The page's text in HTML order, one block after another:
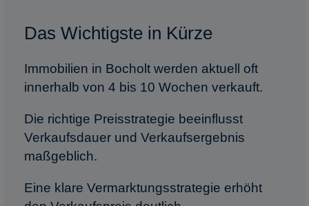
Das Wichtigste in Kürze
Immobilien in Bocholt werden aktuell oft
innerhalb von 4 bis 10 Wochen verkauft.
Die richtige Preisstrategie beeinflusst
Verkaufsdauer und Verkaufsergebnis
maßgeblich.
Eine klare Vermarktungsstrategie erhöht